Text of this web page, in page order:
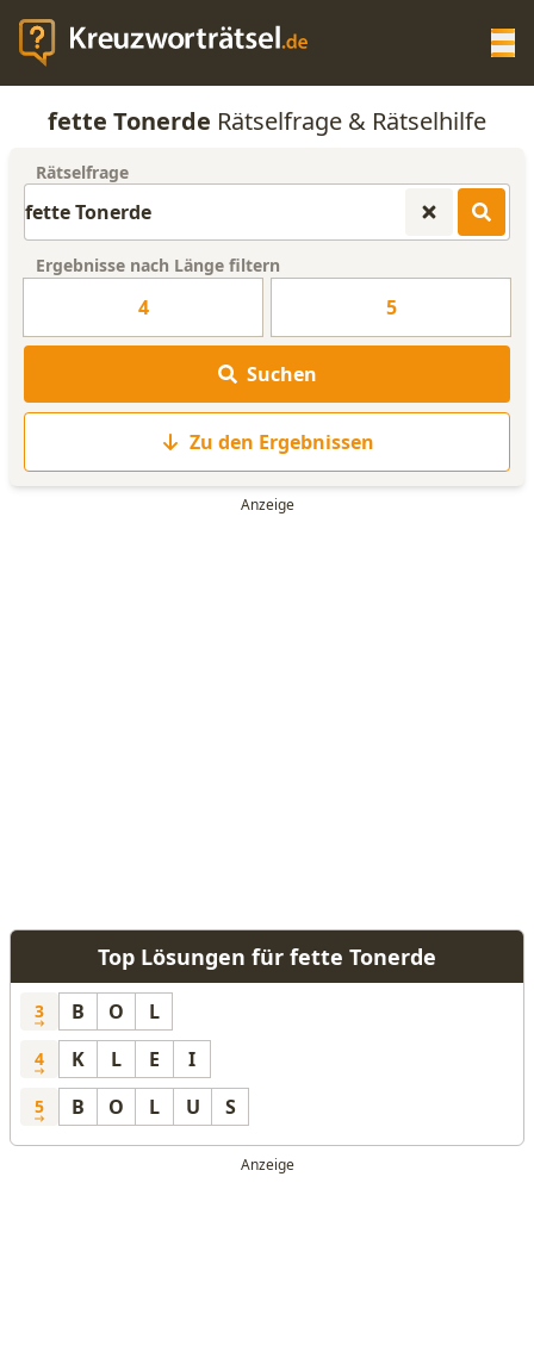
KREUZWORTRÄTSEL-HILFE
WORTLISTE
fette Tonerde Rätselfrage & Rätselhilfe
Rätselfrage
Ergebnisse nach Länge filtern
4 5
Suchen
Zu den Ergebnissen
Top Lösungen für fette Tonerde
3 B O L
4 K L E I
5 B O L U S